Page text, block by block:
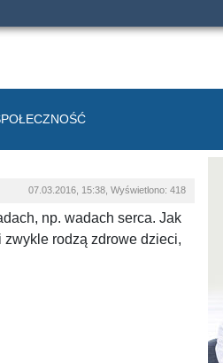
07.03.2016, 15:38, Wyświetlono: 418
np. wadach serca. Jak
rodzą zdrowe dzieci,